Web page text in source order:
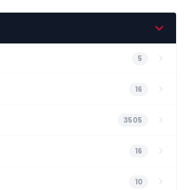
5
16
3505
16
10